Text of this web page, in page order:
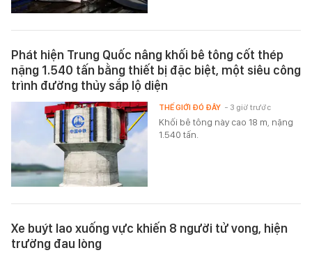
Phát hiện Trung Quốc nâng khối bê tông cốt thép
nặng 1.540 tấn bằng thiết bị đặc biệt, một siêu công
trình đường thủy sắp lộ diện
Khối bê tông này cao 18 m, nặng
1.540 tấn.
THẾ GIỚI ĐÓ ĐÂY - 3 giờ trước
Xe buýt lao xuống vực khiến 8 người tử vong, hiện
trường đau lòng